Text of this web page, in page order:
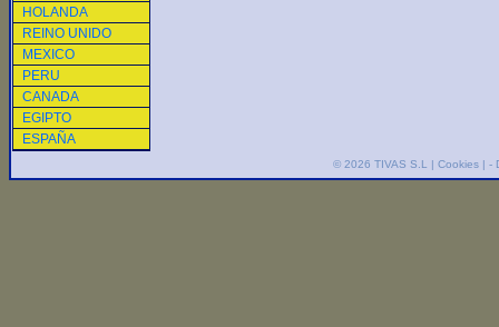
HOLANDA
REINO UNIDO
MEXICO
PERU
CANADA
EGIPTO
ESPAÑA
© 2026 TIVAS S.L | Cookies| -